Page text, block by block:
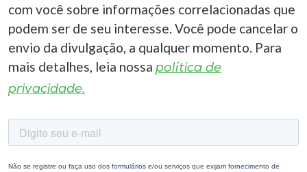
com você sobre informações correlacionadas que
podem ser de seu interesse. Você pode cancelar o
envio da divulgação, a qualquer momento. Para
mais detalhes, leia nossa política de
privacidade.